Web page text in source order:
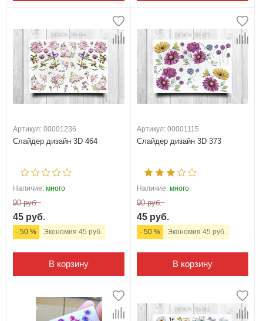
Артикул: 00001236
Слайдер дизайн 3D 464
Наличие: много
90 руб.
45 руб.
- 50 % Экономия 45 руб.
В корзину
Артикул: 00001115
Слайдер дизайн 3D 373
Наличие: много
90 руб.
45 руб.
- 50 % Экономия 45 руб.
В корзину